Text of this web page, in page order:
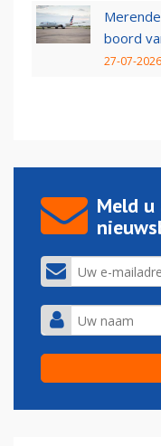
boord
27-07-
Meld u